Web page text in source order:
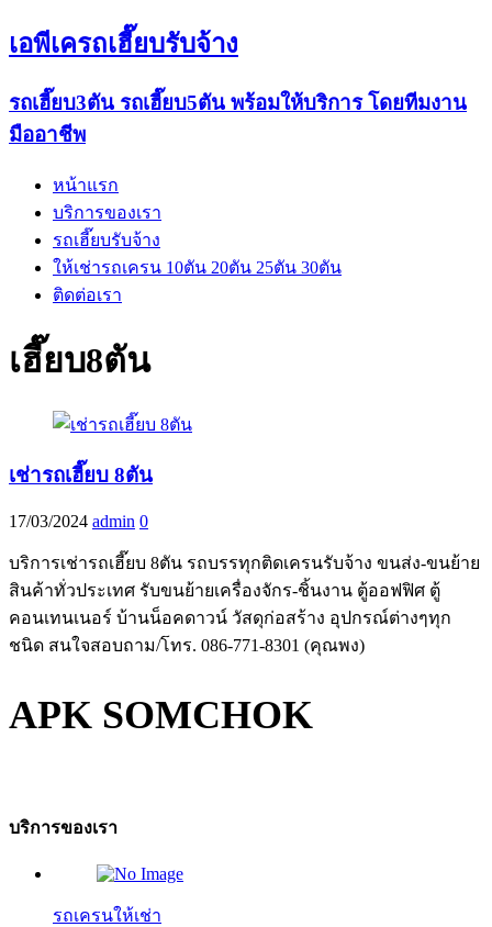
เอพีเครถเฮี๊ยบรับจ้าง
รถเฮี๊ยบ3ตัน รถเฮี๊ยบ5ตัน พร้อมให้บริการ โดยทีมงาน
มืออาชีพ
หน้าแรก
บริการของเรา
รถเฮี๊ยบรับจ้าง
ให้เช่ารถเครน 10ตัน 20ตัน 25ตัน 30ตัน
ติดต่อเรา
เฮี๊ยบ8ตัน
เช่ารถเฮี๊ยบ 8ตัน
17/03/2024 admin 0
บริการเช่ารถเฮี๊ยบ 8ตัน รถบรรทุกติดเครนรับจ้าง ขนส่ง-ขนย้าย
สินค้าทั่วประเทศ รับขนย้ายเครื่องจักร-ชิ้นงาน ตู้ออฟฟิศ ตู้
คอนเทนเนอร์ บ้านน็อคดาวน์ วัสดุก่อสร้าง อุปกรณ์ต่างๆทุก
ชนิด สนใจสอบถาม/โทร. 086-771-8301 (คุณพง)
APK SOMCHOK
บริการของเรา
รถเครนให้เช่า